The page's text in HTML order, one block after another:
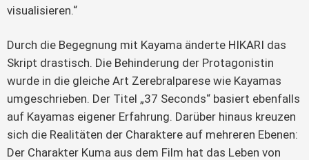
visualisieren.“
Durch die Begegnung mit Kayama änderte HIKARI das
Skript drastisch. Die Behinderung der Protagonistin
wurde in die gleiche Art Zerebralparese wie Kayamas
umgeschrieben. Der Titel „37 Seconds“ basiert ebenfalls
auf Kayamas eigener Erfahrung. Darüber hinaus kreuzen
sich die Realitäten der Charaktere auf mehreren Ebenen:
Der Charakter Kuma aus dem Film hat das Leben von